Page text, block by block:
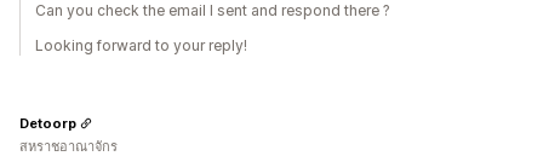
Can you check the email I sent and respond there ?
Looking forward to your reply!
Detoorp
สหราชอาณาจักร